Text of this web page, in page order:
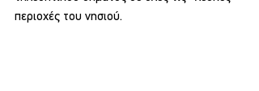
περιοχές του νησιού.